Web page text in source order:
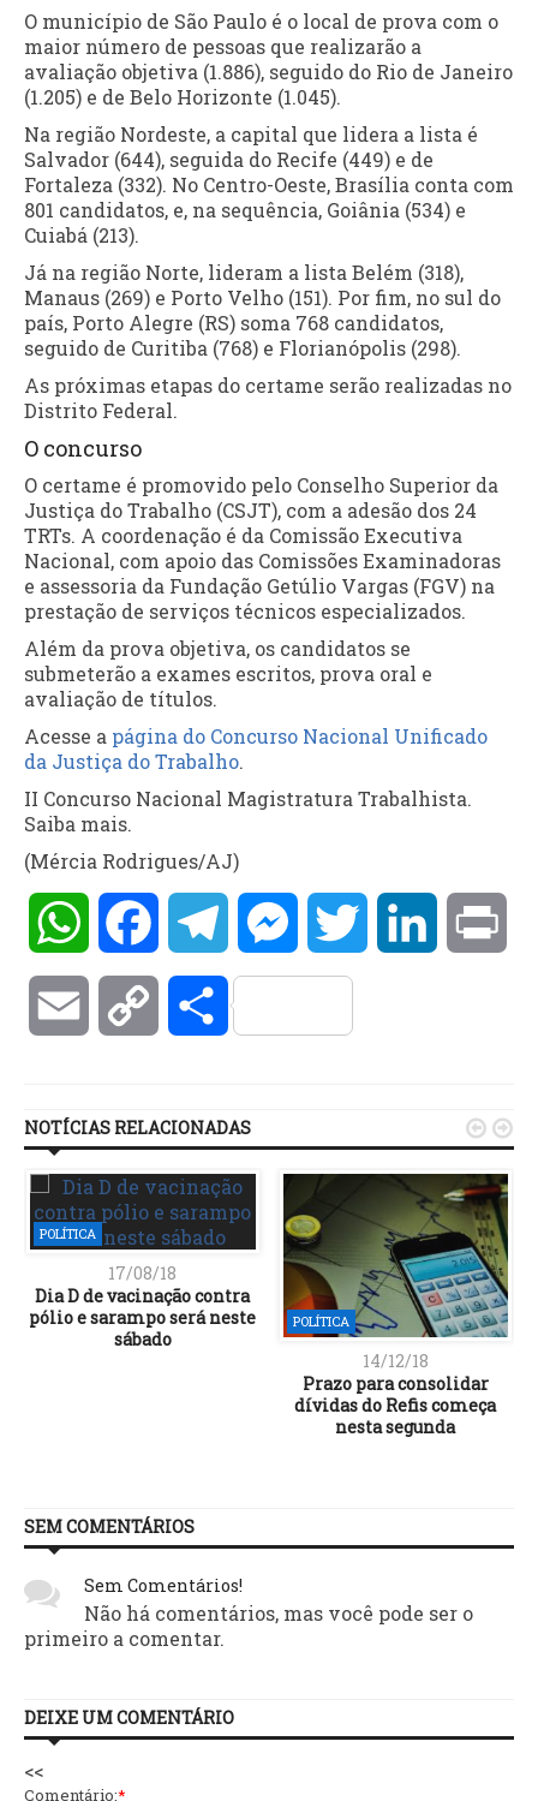
O município de São Paulo é o local de prova com o
maior número de pessoas que realizarão a
avaliação objetiva (1.886), seguido do Rio de Janeiro
(1.205) e de Belo Horizonte (1.045).
Na região Nordeste, a capital que lidera a lista é
Salvador (644), seguida do Recife (449) e de
Fortaleza (332). No Centro-Oeste, Brasília conta com
801 candidatos, e, na sequência, Goiânia (534) e
Cuiabá (213).
Já na região Norte, lideram a lista Belém (318),
Manaus (269) e Porto Velho (151). Por fim, no sul do
país, Porto Alegre (RS) soma 768 candidatos,
seguido de Curitiba (768) e Florianópolis (298).
As próximas etapas do certame serão realizadas no
Distrito Federal.
O concurso
O certame é promovido pelo Conselho Superior da
Justiça do Trabalho (CSJT), com a adesão dos 24
TRTs. A coordenação é da Comissão Executiva
Nacional, com apoio das Comissões Examinadoras
e assessoria da Fundação Getúlio Vargas (FGV) na
prestação de serviços técnicos especializados.
Além da prova objetiva, os candidatos se
submeterão a exames escritos, prova oral e
avaliação de títulos.
Acesse a página do Concurso Nacional Unificado
da Justiça do Trabalho.
II Concurso Nacional Magistratura Trabalhista.
Saiba mais.
(Mércia Rodrigues/AJ)
WhatsAppFacebookTelegramMessengerTwitter LinkedIn
Email Copy Compartilhar
NOTÍCIAS RELACIONADAS
POLÍTICA
17/08/18
Dia D de vacinação contra
pólio e sarampo será neste
sábado
POLÍTICA
14/12/18
Prazo para consolidar
dívidas do Refis começa
nesta segunda
 
SEM COMENTÁRIOS
Sem Comentários!
Não há comentários, mas você pode ser o
primeiro a comentar.
DEIXE UM COMENTÁRIO
<<
Comentário:*